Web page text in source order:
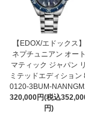
【EDOX/エドックス】
ネプチュニアン オート
マティック ジャパン リ
ミテッドエディション
0120-3BUM-
320,000円(税込
円)